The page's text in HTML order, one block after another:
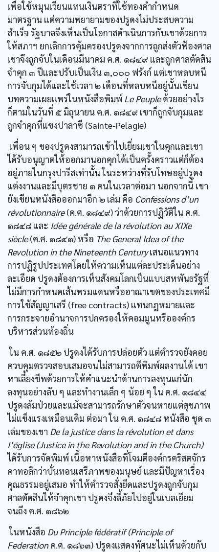
เพื่อใช้หมุนเวียนแทนเงินตราที่ใช้ทองคำกำหนด
มาตรฐาน แต่ความพยายามของปรูดงไม่ประสบความ
สำเร็จ รัฐบาลจึงเห็นเป็นโอกาสดำเนินการกับเขาด้วยการ
ให้สภาฯ ยกเลิกการคุ้มครองปรูดงจากการถูกส่งตัวฟ้องศาล
เขาจึงถูกจับในเดือนมีนาคม ค.ศ. ๑๘๔๙ และถูกศาลตัดสิน
จำคุก ๓ ปีและปรับเป็นเงิน ๓,๐๐๐ ฟรังก์ แต่เขาหลบหนี
การจับกุมได้และใช้เวลา ๒ เดือนที่หลบหนีอยู่นั้นเขียน
บทความเผยแพร่ในหนังสือพิมพ์ Le Peupleด้วยอย่างไร
ก็ตามในวันที่ ๕ มิถุนายน ค.ศ. ๑๘๔๙ เขาก็ถูกจับกุมและ
ถูกจำคุกที่แซงปาลาซี (Sainte-Pelagie)
เพื่อน ๆ ของปรูดงสามารถเข้าไปเยี่ยมเขาในคุกและเขา
ได้รับอนุญาตให้ออกมานอกคุกได้เป็นครั้งคราวแต่ก็ต้อง
อยู่ภายในกรุงปารีสเท่านั้น ในระหว่างที่รับโทษอยู่ปรูดง
แต่งงานและมีบุตรชาย ๑ คนในเวลาต่อมา นอกจากนี้ เขา
ยังเขียนหนังสือออกมาอีก ๒ เล่ม คือ Confessions d’un
révolutionnaire(ค.ศ. ๑๘๔๙) ว่าด้วยการปฏิวัติใน ค.ศ.
๑๘๔๘ และ Idée générale de la révolution au XIXe
siècle(ค.ศ. ๑๘๔๑) หรือ The General Idea of the
Revolution in the Nineteenth Centuryเสนอแนวทาง
การปฏิรูปประเทศโดยให้ความเห็นแต่ละประเด็นอย่าง
ละเอียด ปรูดงต้องการเห็นสังคมโลกเป็นแบบสหพันธรัฐที่
ไม่มีการกำหนดเส้นพรมแดนหรืออาณาเขตของประเทศมี
การใช้สัญญาเสรี (free contracts) แทนกฎหมายและ
การกระจายอำนาจการปกครองให้คอมมูนหรือองค์กร
บริหารส่วนท้องถิ่น
ใน ค.ศ. ๑๘๕๒ ปรูดงได้รับการปล่อยตัว แต่ตำรวจยังคอย
ควบคุมตรวจสอบเสมอจนไม่สามารถตีพิมพ์ผลงานได้ เขา
หาเลี้ยงชีพด้วยการให้คำแนะนำด้านการลงทุนแก่นัก
ลงทุนอย่างลับ ๆ และทำงานเล็ก ๆ น้อย ๆ ใน ค.ศ. ๑๘๔๔
ปรูดงล้มป่วยและแม้จะสามารถรักษาตัวจนหายแต่สุขภาพ
ไม่แข็งแรงเหมือนเดิม ต่อมา ใน ค.ศ. ๑๘๔๘ หนังสือ ชุด ๓
เล่มของเขา De la justice dans la révolution et dans
I’église (Justice in the Revolution and in the Church)
ได้รับการจัดพิมพ์ เนื้อหาหนังสือที่โจมตีองค์กรคริสตจักร
คาทอลิกว่าบั่นทอนเสรีภาพของมนุษย์ และมีปัญหาเรื่อง
คุณธรรมอยู่เสมอ ทำให้ตำรวจสั่งยึดและปรูดงถูกจับกุม
ศาลตัดสินให้จำคุกเขา ปรูดงจึงลี้ภัยไปอยู่ในเบลเยียม
จนถึง ค.ศ. ๑๘๖๒
ในหนังสือ Du Principle fédératif (Principle of
Federationค.ศ. ๑๘๖๓) ปรูดงแสดงทัศนะไม่เห็นด้วยกับ